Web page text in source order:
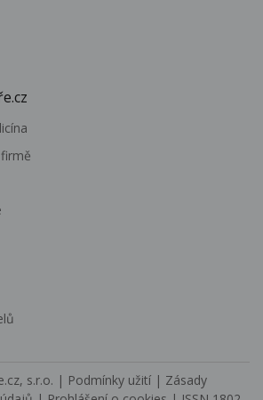
s.r.o. | Podmínky užití | Zásady